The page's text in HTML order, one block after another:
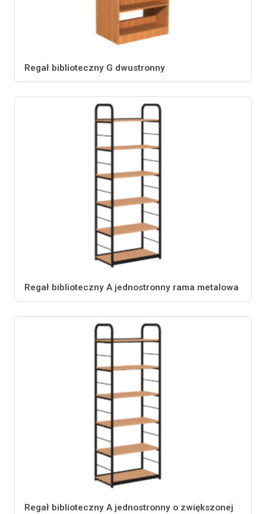
Regał biblioteczny G dwustronny
Regał biblioteczny A jednostronny rama metalowa
Regał biblioteczny A jednostronny o zwiększonej